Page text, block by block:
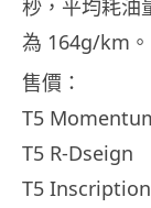
秒，平均耗油
為 164g/km 。
售價：
T5
T5 R-Dseign
T5 Inscription